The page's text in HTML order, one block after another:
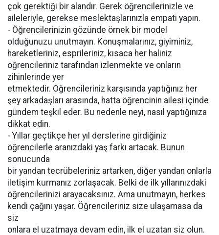
çok gerektiği bir alandır. Gerek öğrencilerinizle ve
aileleriyle, gerekse meslektaşlarınızla empati yapın.
- Öğrencilerinizin gözünde örnek bir model
olduğunuzu unutmayın. Konuşmalarınız, giyiminiz,
hareketleriniz, esprileriniz, kısaca her haliniz
öğrencileriniz tarafından izlenmekte ve onların
zihinlerinde yer
etmektedir. Öğrencileriniz karşısında yaptığınız her
şey arkadaşları arasında, hatta öğrencinin ailesi içinde
gündem teşkil eder. Bu nedenle neyi, nasıl yaptığınıza
dikkat edin.
- Yıllar geçtikçe her yıl derslerine girdiğiniz
öğrencilerle aranızdaki yaş farkı artacak. Bunun
sonucunda
bir yandan tecrübeleriniz artarken, diğer yandan onlarla
iletişim kurmanız zorlaşacak. Belki de ilk yıllarınızdaki
öğrencilerinizi arayacaksınız. Ama unutmayın, herkes
kendi çağını yaşar. Öğrencileriniz size ulaşamasa da
siz
onlara el uzatmaya devam edin, ilk el uzatan siz olun.